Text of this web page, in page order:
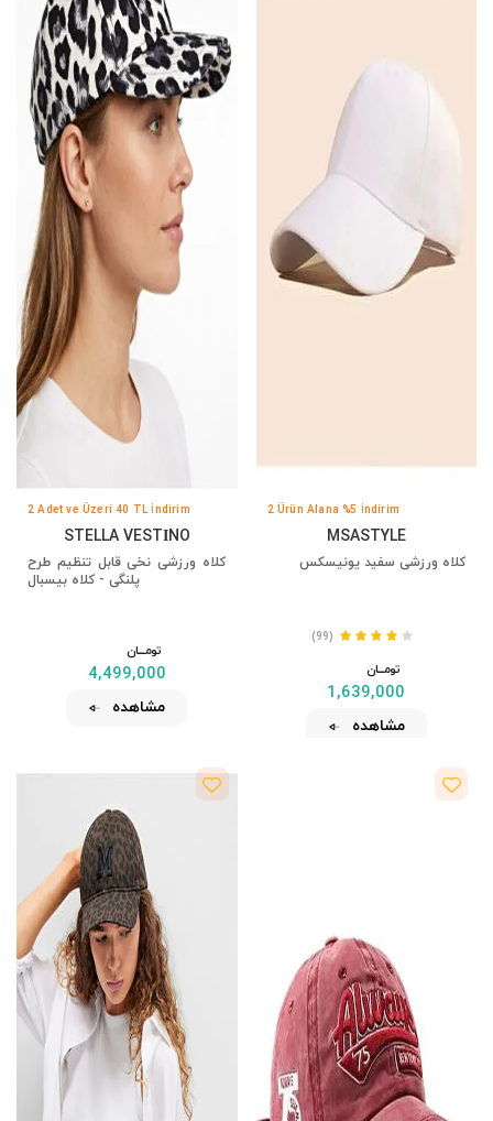
2 Ürün Alana %5 İndirim
MSASTYLE
کلاه ورزشی سفید یونیسکس
(99)
تومــــــان
1,639,000
مشاهده
2 Adet ve Üzeri 40 TL İndirim
STELLA VESTİNO
کلاه ورزشی نخی قابل تنظیم طرح
پلنگی - کلاه بیسبال
تومــــــان
4,499,000
مشاهده